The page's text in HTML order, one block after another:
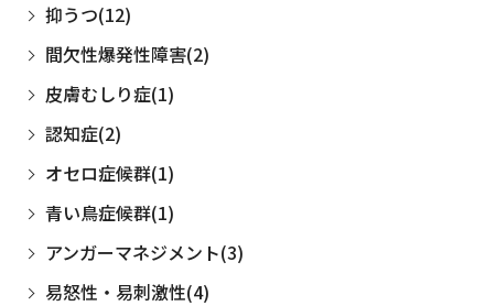
抑うつ(12)
間欠性爆発性障害(2)
皮膚むしり症(1)
認知症(2)
オセロ症候群(1)
青い鳥症候群(1)
アンガーマネジメント(3)
易怒性・易刺激性(4)